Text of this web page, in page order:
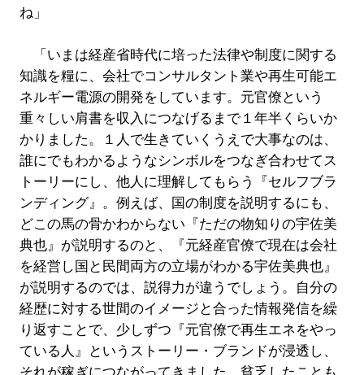
ね」
「いまは経産省時代に培った法律や制度に関する
知識を糧に、会社でコンサルタント業や再生可能エ
ネルギー電源の開発をしています。元官僚という
重々しい肩書を収入につなげるまで１年半くらいか
かりました。１人で生きていくうえで大事なのは、
誰にでもわかるようなシンボルをつなぎ合わせてス
トーリーにし、他人に理解してもらう『セルフブラ
ンディング』。例えば、国の制度を説明するにも、
どこの馬の骨かわからない『ただの物知りの宇佐美
典也』が説明するのと、『元経産官僚で現在は会社
を経営し国と民間両方の立場がわかる宇佐美典也』
が説明するのでは、説得力が違うでしょう。自分の
経歴に対する世間のイメージと合った情報発信を繰
り返すことで、少しずつ『元官僚で再生エネをやっ
ている人』というストーリー・ブランドが浸透し、
それが稼ぎにつながってきました。貧乏したことも